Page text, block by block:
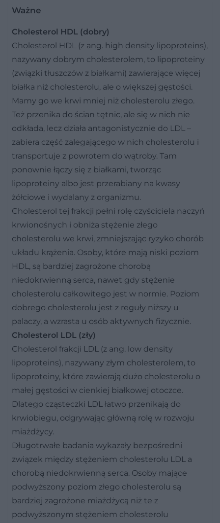
Ważne
Cholesterol HDL (dobry)
Cholesterol HDL (z ang. high density lipoproteins),
nazywany dobrym cholesterolem, to lipoproteiny
(związki tłuszczów z białkami) zawierające więcej
białka niż cholesterolu, ale o większej gęstości.
Mamy go we krwi mniej niż cholesterolu złego.
Też przenika do ścian tętnic, ale się w nich nie
odkłada, lecz działa antagonistycznie do LDL –
zabiera część zalegającego w nich cholesterolu i
transportuje z powrotem do wątroby. Tam
ponownie łączy się z białkami, tworząc
lipoproteiny albo jest przerabiany na kwasy
żółciowe i wydalany z organizmu.
Cholesterol tej frakcji pełni rolę czyściciela naczyń
krwionośnych i obniża stężenie złego
cholesterolu we krwi, zmniejszając ryzyko chorób
układu krążenia. Osoby, które mają niski poziom
HDL, są bardziej zagrożone chorobą
niedokrwienną serca, nawet gdy stężenie
cholesterolu całkowitego jest w normie. Poziom
dobrego cholesterolu jest z reguły niższy u
palaczy, a wzrasta u osób aktywnych fizycznie.
Cholesterol LDL (zły)
Cholesterol frakcji LDL (z ang. low density
lipoproteins), nazywany złym cholesterolem, to
lipoproteiny, które zawierają dużo cholesterolu o
małej gęstości w cienkiej białkowej otoczce.
Dlatego cząsteczki LDL łatwo przenikają do
krwiobiegu, odgrywając główną rolę w rozwoju
miażdżycy.
Długotrwałe badania wykazały bezpośredni
związek między stężeniem cholesterolu LDL a
chorobą niedokrwienną serca. Osoby mające
podwyższony poziom złego cholesterolu są
bardziej zagrożone miażdżycą niż te z
podwyższonym stężeniem cholesterolu